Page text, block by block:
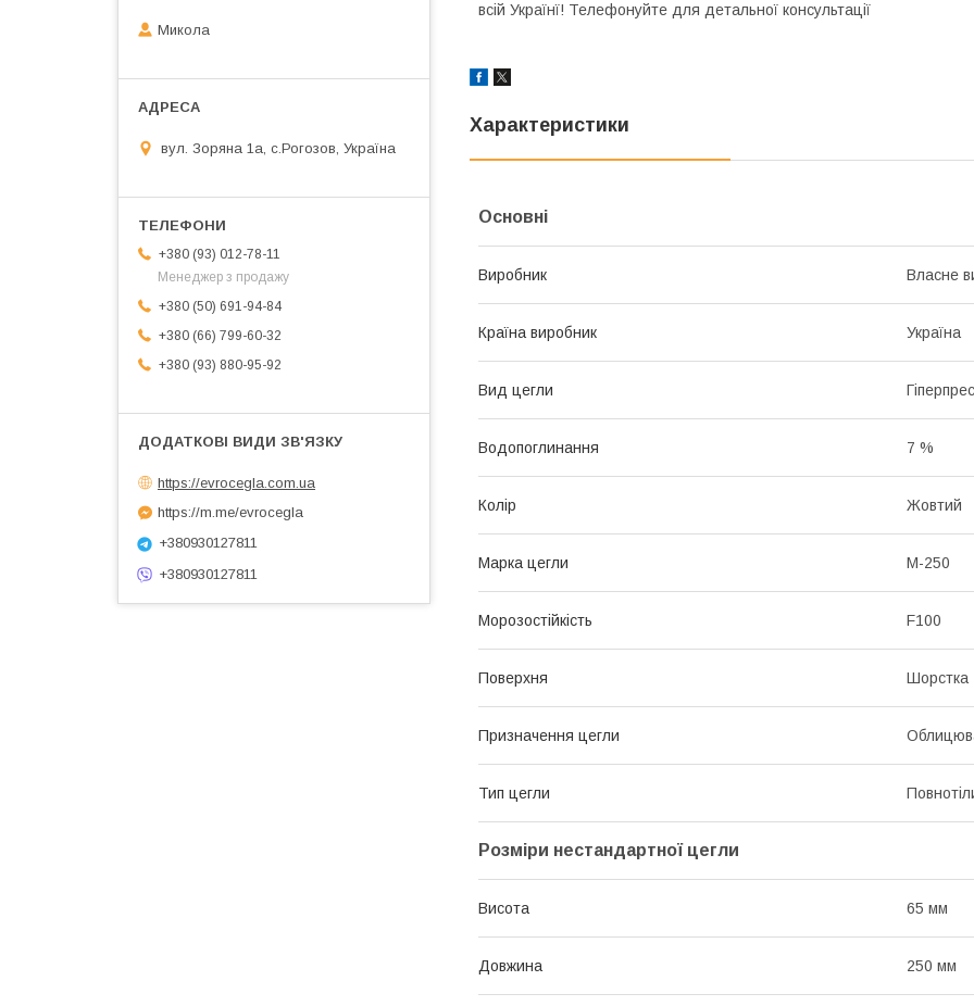
всій Українї! Телефонуйте для детальної консультації
Характеристики
Основні
Виробник Власне
Країна виробник Україна
Вид цегли
Водопоглинання 7 %
Колір Жовтий
Марка цегли М-250
Морозостійкість F100
Поверхня Шорстка
Призначення цегли
Тип цегли
Розміри нестандартної цегли
Висота 65 мм
Довжина 250 мм
Микола
вул. Зоряна 1а, с.Рогозов, Україна
+380 (93) 012-78-11
Менеджер з продажу
+380 (50) 691-94-84
+380 (66) 799-60-32
+380 (93) 880-95-92
https://evrocegla.com.ua
https://m.me/evrocegla
+380930127811
+380930127811